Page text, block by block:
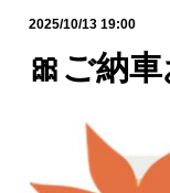
2025/10/13 19:00
🎀ご納